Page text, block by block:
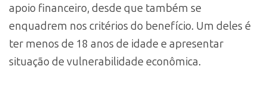
apoio financeiro, desde que também se
enquadrem nos critérios do benefício. Um deles é
ter menos de 18 anos de idade e apresentar
situação de vulnerabilidade econômica.